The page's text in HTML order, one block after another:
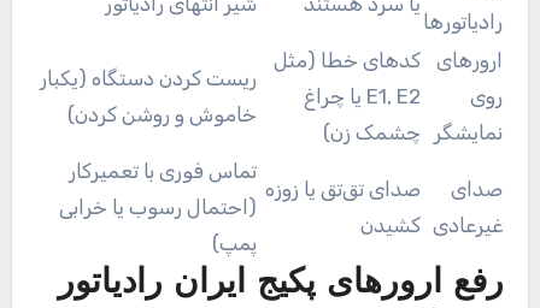
رادیاتورها
ارورهای
روی
نمایشگر
کدهای خطا (مثل
E1, E2 یا چراغ
چشمک زن)
ریست کردن دستگاه (یکبار
خاموش و روشن کردن)
صدای
غیرعادی
صدای تق‌تق یا زوزه
کشیدن
تماس فوری با تعمیرکار
(احتمال رسوب یا خرابی
پمپ)
رفع ارورهای پکیج ایران رادیاتور